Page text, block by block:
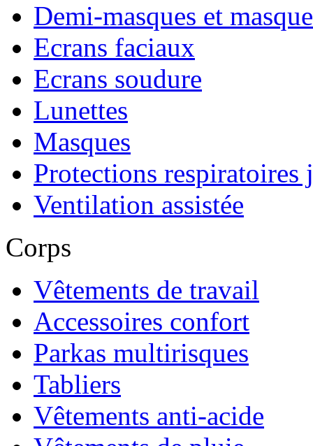
Demi-masques et
Ecrans faciaux
Ecrans soudure
Lunettes
Masques
Protections respiratoires
Ventilation assistée
Corps
Vêtements de travail
Accessoires confort
Parkas multirisques
Tabliers
Vêtements anti-acide